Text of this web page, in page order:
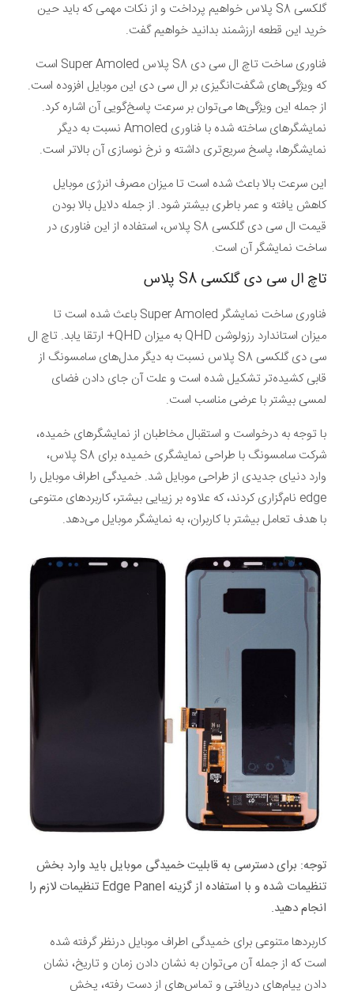
گلکسی S8 پلاس خواهیم پرداخت و از نکات مهمی که باید حین
خرید این قطعه ارزشمند بدانید خواهیم گفت.
فناوری ساخت تاچ ال سی دی S8 پلاس Super Amoled است
که ویژگی‌های شگفت‌انگیزی بر ال سی دی این موبایل افزوده است.
از جمله این ویژگی‌ها می‌توان بر سرعت پاسخ‌گویی آن اشاره کرد.
نمایشگر‌های ساخته شده با فناوری Amoled نسبت به دیگر
نمایشگرها، پاسخ سریع‌تری داشته و نرخ نوسازی آن بالاتر است.
این سرعت بالا باعث شده است تا میزان مصرف انرژی موبایل
کاهش یافته و عمر باطری بیشتر شود. از جمله دلایل بالا بودن
قیمت ال سی دی گلکسی S8 پلاس، استفاده از این فناوری در
ساخت نمایشگر آن است.
تاچ ال سی دی گلکسی S8 پلاس
فناوری ساخت نمایشگر Super Amoled باعث شده است تا
میزان استاندارد رزولوشن QHD به میزان QHD+ ارتقا یابد. تاچ ال
سی دی گلکسی S8 پلاس نسبت به دیگر مدل‌های سامسونگ از
قابی کشیده‌تر تشکیل شده است و علت آن جای دادن فضای
لمسی بیشتر با عرضی مناسب است.
با توجه به درخواست و استقبال مخاطبان از نمایشگرهای خمیده،
شرکت سامسونگ با طراحی نمایشگری خمیده برای S8 پلاس،
وارد دنیای جدیدی از طراحی موبایل شد. خمیدگی اطراف موبایل را
edge نام‌گزاری کردند، که علاوه بر زیبایی بیشتر، کاربردهای متنوعی
با هدف تعامل بیشتر با کاربران، به نمایشگر موبایل می‌دهد.
توجه: برای دسترسی به قابلیت خمیدگی موبایل باید وارد بخش
تنظیمات شده و با استفاده از گزینه Edge Panel تنظیمات لازم را
انجام دهید.
کاربرد‌ها متنوعی برای خمیدگی اطراف موبایل درنظر گرفته شده
است که از جمله آن می‌توان به نشان دادن زمان و تاریخ، نشان
دادن پیام‌های دریافتی و تماس‌های از دست رفته، پخش